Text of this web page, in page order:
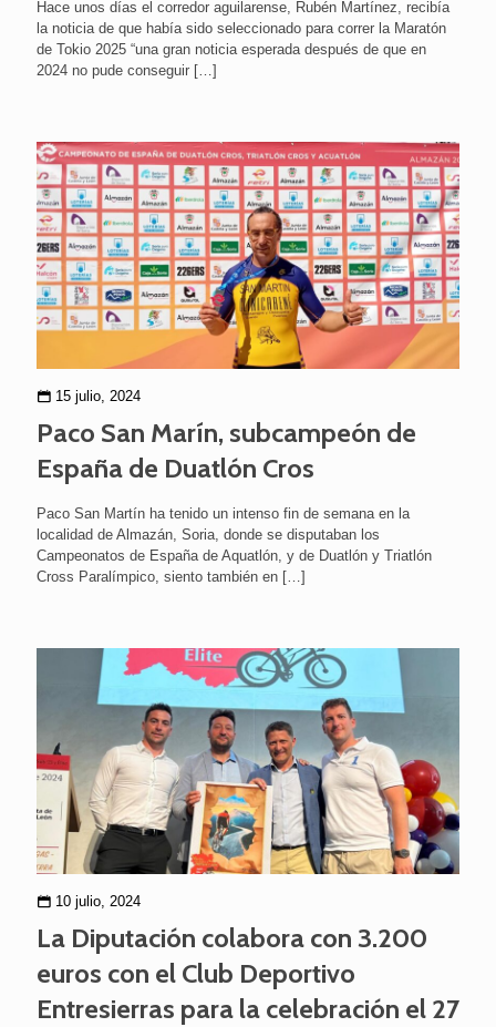
Hace unos días el corredor aguilarense, Rubén Martínez, recibía
la noticia de que había sido seleccionado para correr la Maratón
de Tokio 2025 “una gran noticia esperada después de que en
2024 no pude conseguir […]
15 julio, 2024
Paco San Marín, subcampeón de
España de Duatlón Cros
Paco San Martín ha tenido un intenso fin de semana en la
localidad de Almazán, Soria, donde se disputaban los
Campeonatos de España de Aquatlón, y de Duatlón y Triatlón
Cross Paralímpico, siento también en […]
10 julio, 2024
La Diputación colabora con 3.200
euros con el Club Deportivo
Entresierras para la celebración el 27